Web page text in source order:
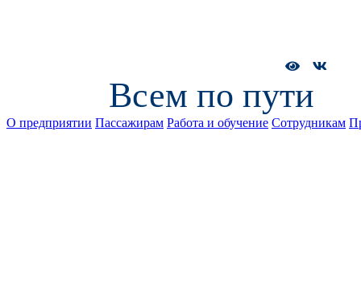
Всем по пути
О предприятии Пассажирам Работа и обучение Сотрудникам